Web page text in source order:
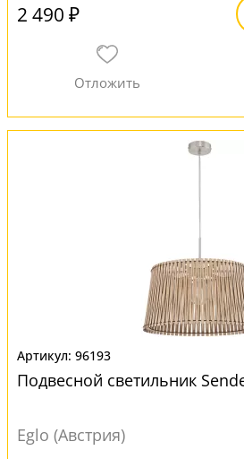
2 490 ₽
96193
Подвесной светильник
Eglo (Австрия)